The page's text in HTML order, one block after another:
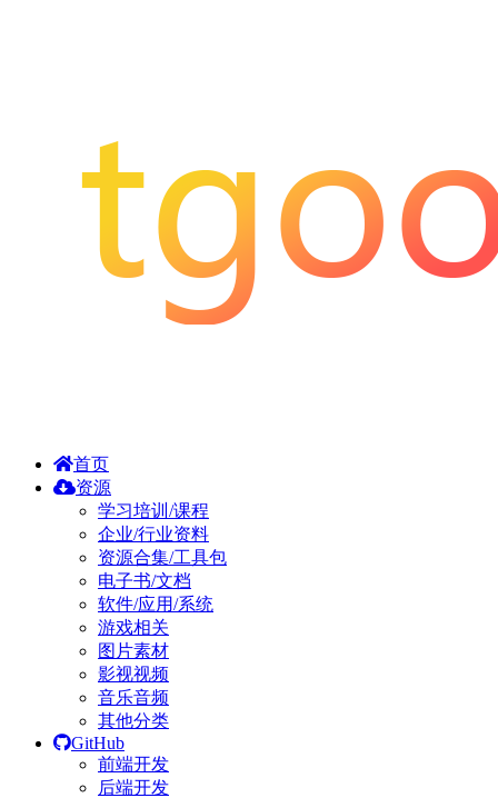
首页
资源
学习培训/课程
企业/行业资料
资源合集/工具包
电子书/文档
软件/应用/系统
游戏相关
图片素材
影视视频
音乐音频
其他分类
GitHub
前端开发
后端开发